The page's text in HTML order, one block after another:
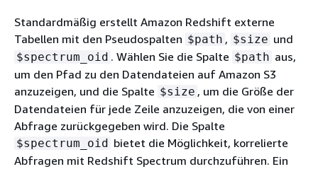
Standardmäßig erstellt Amazon Redshift externe
Tabellen mit den Pseudospalten $path , $size und
$spectrum_oid . Wählen Sie die Spalte $path aus,
um den Pfad zu den Datendateien auf Amazon S3
anzuzeigen, und die Spalte $size , um die Größe der
Datendateien für jede Zeile anzuzeigen, die von einer
Abfrage zurückgegeben wird. Die Spalte
$spectrum_oid bietet die Möglichkeit, korrelierte
Abfragen mit Redshift Spectrum durchzuführen. Ein